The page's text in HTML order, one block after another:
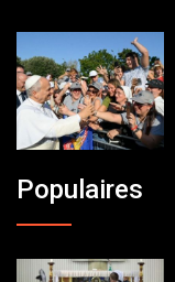
Populaires